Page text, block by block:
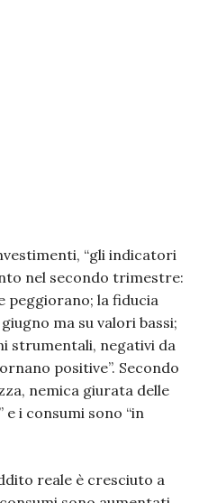
“gli indicatori
nel secondo trimestre:
peggiorano; la fiducia
ma su valori bassi;
strumentali, negativi da
positive”. Secondo
nemica giurata delle
i consumi sono “in
reale è cresciuto a